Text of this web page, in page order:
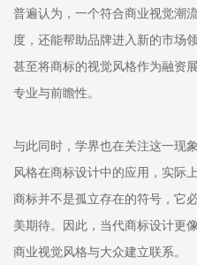
普遍认为，一个符合商业视觉潮
度，还能帮助品牌进入新的市场
甚至将商标的视觉风格作为融资
专业与前瞻性。
与此同时，学界也在关注这一现
风格在商标设计中的应用，实际
商标并不是孤立存在的符号，它
美期待。因此，当代商标设计更
商业视觉风格与大众建立联系。